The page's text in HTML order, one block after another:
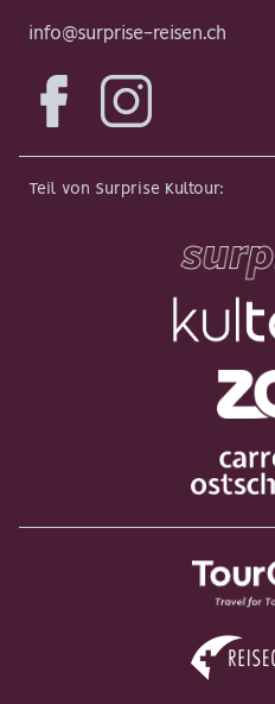
info@surprise-reisen.ch
FacebookInstagram
Teil von Surprise Kultour: